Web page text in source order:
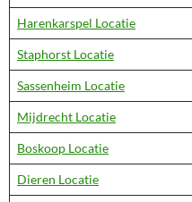
Harenkarspel Locatie
Staphorst Locatie
Sassenheim Locatie
Mijdrecht Locatie
Boskoop Locatie
Dieren Locatie